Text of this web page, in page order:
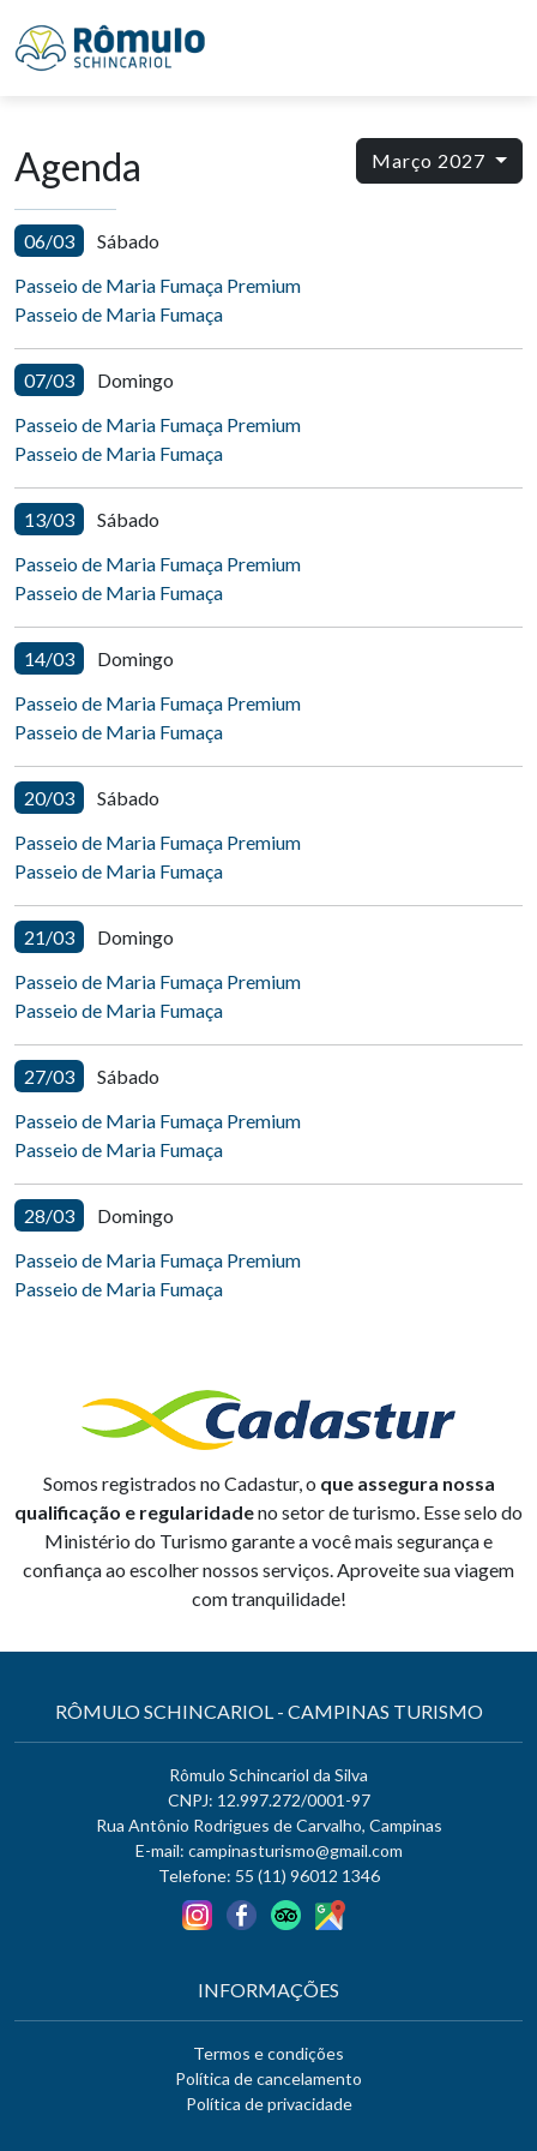
Março 2027
Agenda
06/03
Sábado
Passeio de Maria Fumaça Premium
Passeio de Maria Fumaça
07/03
Domingo
Passeio de Maria Fumaça Premium
Passeio de Maria Fumaça
13/03
Sábado
Passeio de Maria Fumaça Premium
Passeio de Maria Fumaça
14/03
Domingo
Passeio de Maria Fumaça Premium
Passeio de Maria Fumaça
20/03
Sábado
Passeio de Maria Fumaça Premium
Passeio de Maria Fumaça
21/03
Domingo
Passeio de Maria Fumaça Premium
Passeio de Maria Fumaça
27/03
Sábado
Passeio de Maria Fumaça Premium
Passeio de Maria Fumaça
28/03
Domingo
Passeio de Maria Fumaça Premium
Passeio de Maria Fumaça
Somos registrados no Cadastur, o que assegura nossa
qualificação e regularidadeno setor de turismo. Esse selo do
Ministério do Turismo garante a você mais segurança e
confiança ao escolher nossos serviços. Aproveite sua viagem
com tranquilidade!
RÔMULO SCHINCARIOL - CAMPINAS TURISMO
Rômulo Schincariol da Silva
CNPJ: 12.997.272/0001-97
Rua Antônio Rodrigues de Carvalho, Campinas
E-mail: campinasturismo@gmail.com
Telefone: 55 (11) 96012 1346
INFORMAÇÕES
Termos e condições
Política de cancelamento
Política de privacidade